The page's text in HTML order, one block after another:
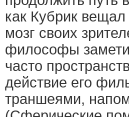
как Кубрик
мозг своих
философы
часто
действие его
траншеями,